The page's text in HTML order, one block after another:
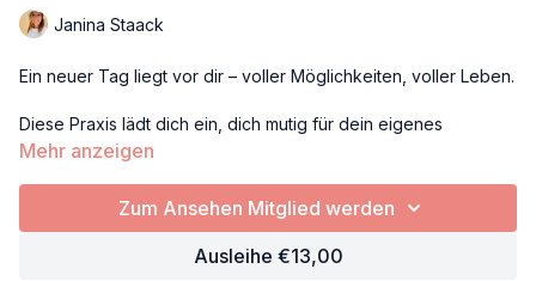
Janina Staack
Ein neuer Tag liegt vor dir – voller Möglichkeiten, voller Leben.
Diese Praxis lädt dich ein, dich mutig für dein eigenes
Wachstum zu öffnen. Wachstum geschieht nicht durch Druck,
Mehr anzeigen
Zum Ansehen Mitglied werden
Ausleihe €13,00